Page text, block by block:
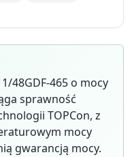
48GDF-465 o mocy
sprawność
TOPCon, z
mocy
gwarancją mocy.